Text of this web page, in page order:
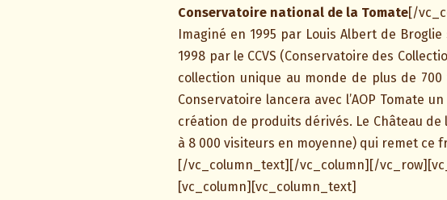
Conservatoire national de la Tomate[/
Imaginé en 1995 par Louis Albert de
1998 par le CCVS (Conservatoire des
collection unique au monde de plus de
Conservatoire lancera avec l’AOP Tomate
création de produits dérivés. Le Château de
à 8 000 visiteurs en moyenne) qui remet ce
[/vc_column_text][/vc_column][/
[vc_column][vc_column_text]